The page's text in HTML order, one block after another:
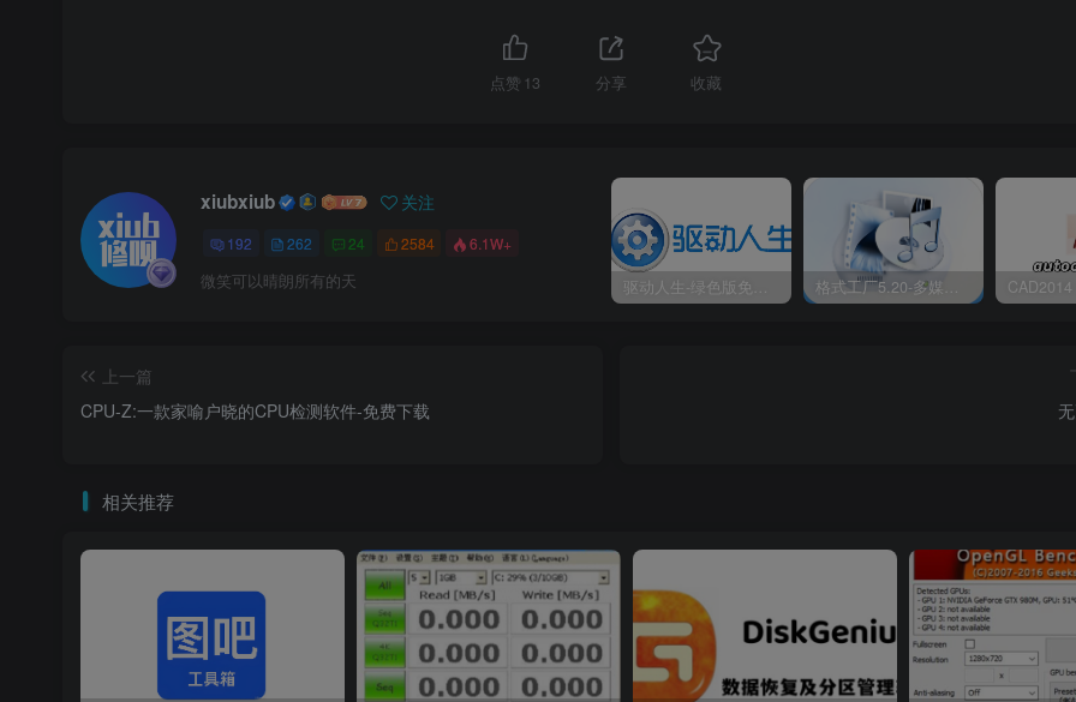
点赞 13 分享 收藏
xiubxiub 关注
192 262 24 2584 6.1W+
微笑可以晴朗所有的天 驱动人生-绿色版免安装|一键运行exe 格式工厂5.20-多媒体格式转换工具|免安装绿色版
上一篇
CPU-Z:一款家喻户晓的CPU检测软件-免费下载
相关推荐